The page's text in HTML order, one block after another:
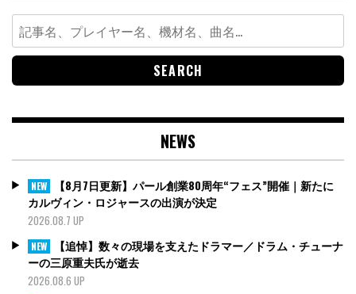
Search
for:
NEWS
NEW
【8月7日更新】パール創業80周年“フェス”開催｜新たに
カルヴィン・ロジャースの出演が決定
2026.08.7 UP
NEW
【追悼】数々の現場を支えたドラマー／ドラム・チューナ
ーの三原重夫氏が逝去
2026.08.6 UP